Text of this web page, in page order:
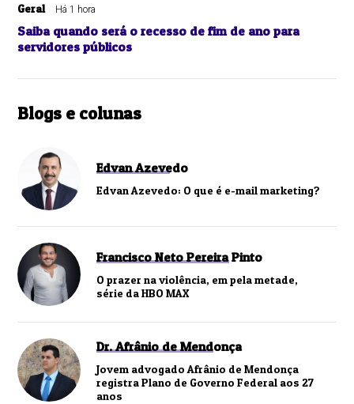
Geral Há 1 hora
Saiba quando será o recesso de fim de ano para
servidores públicos
Blogs e colunas
Edvan Azevedo
Edvan Azevedo: O que é e-mail marketing?
Francisco Neto Pereira Pinto
O prazer na violência, em pela metade,
série da HBO MAX
Dr. Afrânio de Mendonça
Jovem advogado Afrânio de Mendonça
registra Plano de Governo Federal aos 27
anos